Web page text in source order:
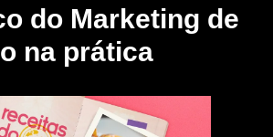
do Marketing de
na prática